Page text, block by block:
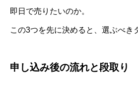
即日で売りたいのか。
この3つを先に決めると、選ぶべき
申し込み後の流れと段取り